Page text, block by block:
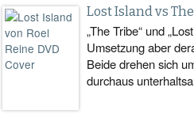
Lost Island vs
„The Tribe“ und
Umsetzung aber
Beide drehen sich
durchaus